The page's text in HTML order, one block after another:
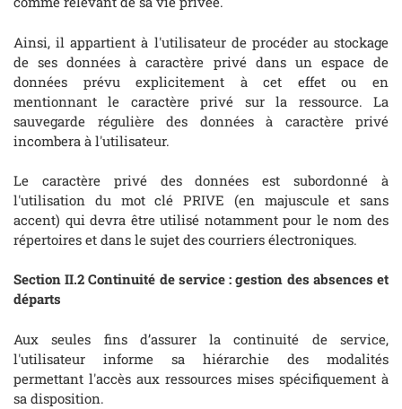
Ainsi, il appartient à l'utilisateur de procéder au stockage
de ses données à caractère privé dans un espace de
données prévu explicitement à cet effet ou en
mentionnant le caractère privé sur la ressource. La
sauvegarde régulière des données à caractère privé
incombera à l'utilisateur.
Le caractère privé des données est subordonné à
l'utilisation du mot clé PRIVE (en majuscule et sans
accent) qui devra être utilisé notamment pour le nom des
répertoires et dans le sujet des courriers électroniques.
Section II.2 Continuité de service : gestion des absences et
départs
Aux seules fins d’assurer la continuité de service,
l'utilisateur informe sa hiérarchie des modalités
permettant l'accès aux ressources mises spécifiquement à
sa disposition.